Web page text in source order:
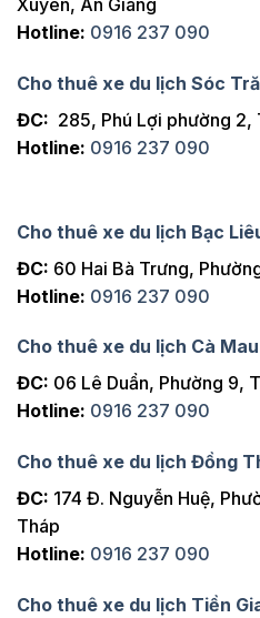
Xuyên, An Giang
Hotline: 0916 237 090
Cho thuê xe du lịch Sóc
ĐC: 285, Phú Lợi phường 2,
Hotline: 0916 237 090
Cho thuê xe du lịch Bạc
ĐC: 60 Hai Bà Trưng,
Hotline: 0916 237 090
Cho thuê xe du lịch Cà Mau
ĐC: 06 Lê Duẩn, Phường 9,
Hotline: 0916 237 090
Cho thuê xe du lịch Đồng
ĐC: 174 Đ. Nguyễn Huệ,
Tháp
Hotline: 0916 237 090
Cho thuê xe du lịch Tiền